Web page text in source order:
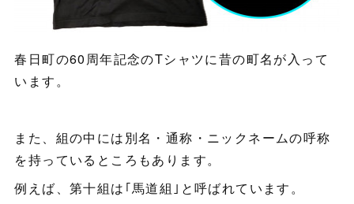
春日町の60周年記念のTシャツに昔の町名が入って
います。
また、組の中には別名・通称・ニックネームの呼称
を持っているところもあります。
例えば、第十組は｢馬道組｣と呼ばれています。